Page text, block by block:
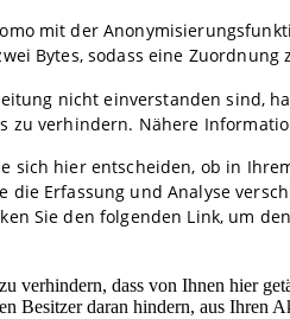
mit der
Bytes, sodass eine
nicht einverstanden sind,
zu verhindern. Nähere
sich hier entscheiden, ob in
die Erfassung und Analyse
Sie den folgenden Link, um